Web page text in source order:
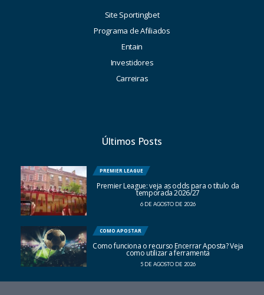
Site Sportingbet
Programa de Afiliados
Entain
Investidores
Carreiras
Últimos Posts
PREMIER LEAGUE
Premier League: veja as odds para o título da
temporada 2026/27
6 DE AGOSTO DE 2026
COMO APOSTAR
Como funciona o recurso Encerrar Aposta? Veja
como utilizar a ferramenta
5 DE AGOSTO DE 2026